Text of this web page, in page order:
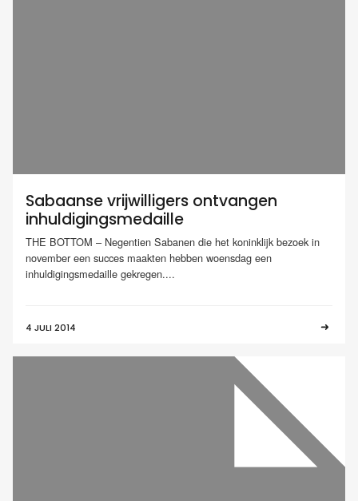
Sabaanse vrijwilligers ontvangen
inhuldigingsmedaille
THE BOTTOM – Negentien Sabanen die het koninklijk bezoek in
november een succes maakten hebben woensdag een
inhuldigingsmedaille gekregen....
4 JULI 2014